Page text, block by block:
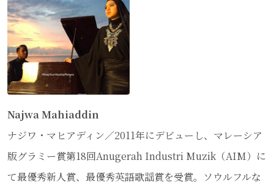
Najwa Mahiaddin
ナジワ・マヒアディン／2011年にデビューし、マレーシア
版グラミー賞第18回Anugerah Industri Muzik（AIM）に
て最優秀新人賞、最優秀英語歌謡賞を受賞。ソウルフルな